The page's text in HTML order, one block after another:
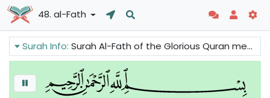
48. al-Fath
Surah Info:Surah Al-Fath of the Glorious Quran membicarakan tentang kemenangan moral dan fizikal Islam ke atas kuasa-kuasa kekufuran. Orang-orang munafik dan orang-orang kafir akan kecewa dengan kemenangan yang diperoleh melalui Perjanjian Damai di Hudaibiyah.